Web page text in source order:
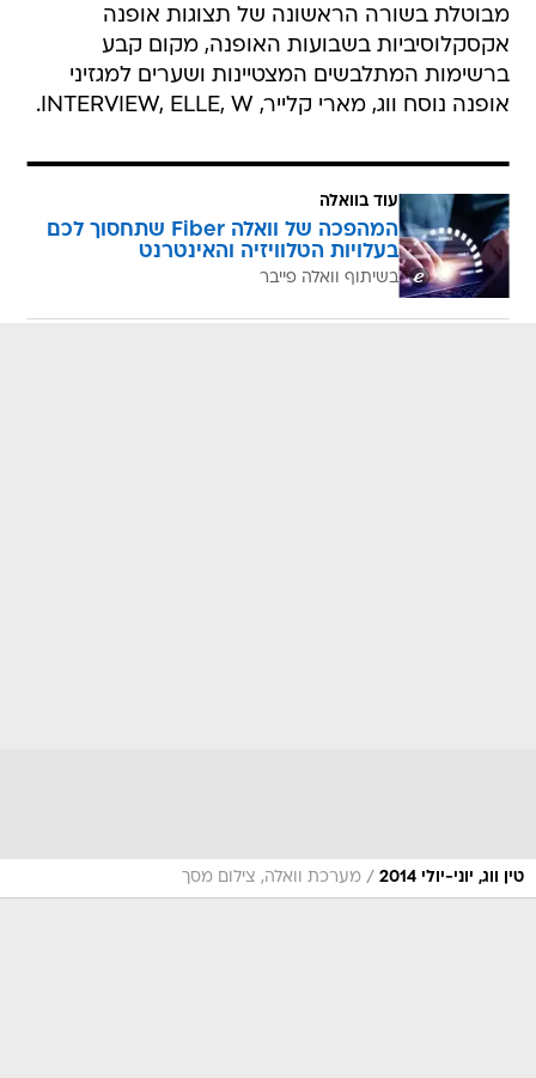
מבוטלת בשורה הראשונה של תצוגות אופנה
אקסקלוסיביות בשבועות האופנה, מקום קבע
ברשימות המתלבשים המצטיינות ושערים למגזיני
אופנה נוסח ווג, מארי קלייר, INTERVIEW, ELLE, W.
עוד בוואלה
המהפכה של וואלה Fiber שתחסוך לכם
בעלויות הטלוויזיה והאינטרנט
בשיתוף וואלה פייבר
טין ווג, יוני-יולי 2014 / מערכת וואלה, צילום מסך